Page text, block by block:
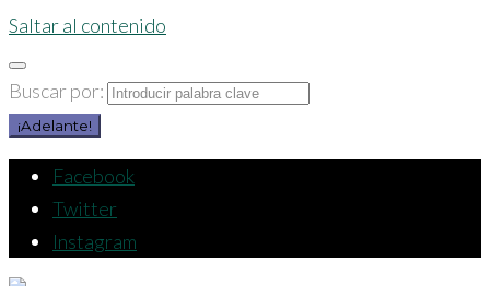
Saltar al contenido
Buscar por:
¡Adelante!
Facebook
Twitter
Instagram